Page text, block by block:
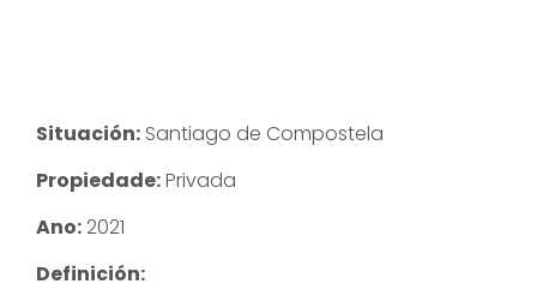
Situación: Santiago de Compostela
Propiedade:Privada
Ano:2021
Definición: